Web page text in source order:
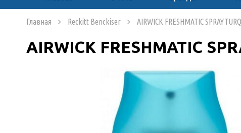
Главная Reckitt Benckiser AIRWICK FRESHMATIC
AIRWICK FRESHMATIC